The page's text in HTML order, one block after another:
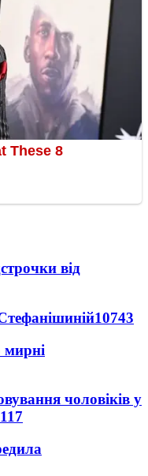
від
10743
мирні
чоловіків у